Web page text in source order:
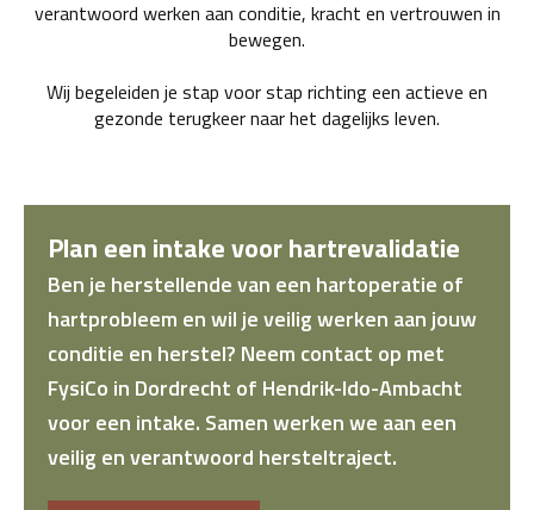
verantwoord werken aan conditie, kracht en vertrouwen in
bewegen.
Wij begeleiden je stap voor stap richting een actieve en
gezonde terugkeer naar het dagelijks leven.
Plan een intake voor hartrevalidatie
Ben je herstellende van een hartoperatie of
hartprobleem en wil je veilig werken aan jouw
conditie en herstel? Neem contact op met
FysiCo in Dordrecht of Hendrik-Ido-Ambacht
voor een intake. Samen werken we aan een
veilig en verantwoord hersteltraject.